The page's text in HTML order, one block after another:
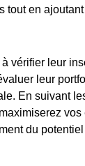
tout en
vérifier leur
leur
En suivant
du